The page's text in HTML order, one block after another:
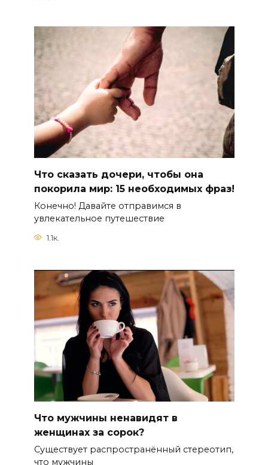
Что сказать дочери, чтобы она
покорила мир: 15 необходимых фраз!
Конечно! Давайте отправимся в
увлекательное путешествие
1.1к.
Что мужчины ненавидят в
женщинах за сорок?
Существует распространённый стереотип,
что мужчины